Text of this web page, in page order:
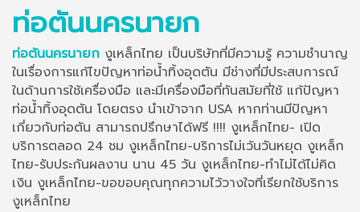
ท่อตันนครนายก
ท่อตันนครนายก งูเหล็กไทย เป็นบริษัทที่มีความรู้ ความชำนาญ
ในเรื่องการแก้ไขปัญหาท่อน้ำทิ้งอุดตัน มีช่างที่มีประสบการณ์
ในด้านการใช้เครื่องมือ และมีเครื่องมือที่ทันสมัยที่ใช้ แก้ปัญหา
ท่อน้ำทิ้งอุดตัน โดยตรง นำเข้าจาก USA หากท่านมีปัญหา
เกี่ยวกับท่อตัน สามารถปรึกษาได้ฟรี !!!! งูเหล็กไทย- เปิด
บริการตลอด 24 ชม งูเหล็กไทย-บริการไม่เว้นวันหยุด งูเหล็ก
ไทย-รับประกันผลงาน นาน 45 วัน งูเหล็กไทย-ทำไม่ได้ไม่คิด
เงิน งูเหล็กไทย-ขอขอบคุณทุกความไว้วางใจที่เรียกใช้บริการ
งูเหล็กไทย